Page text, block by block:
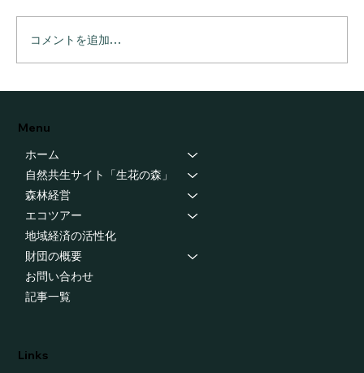
コメントを追加…
Links
Menu
ホーム
自然共生サイト「生花の森」
森林経営
エコツアー
地域経済の活性化
財団の概要
お問い合わせ
記事一覧